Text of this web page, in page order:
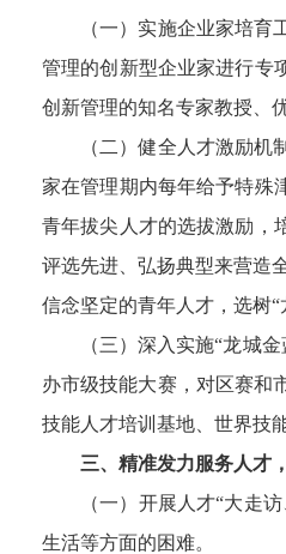
（一）实施企业家培
管理的创新型企业家进行专
创新管理的知名专家教授、
（二）健全人才激励
家在管理期内每年给予特殊
青年拔尖人才的选拔激励，
评选先进、弘扬典型来营造
信念坚定的青年人才，选树
（三）深入实施“龙城
办市级技能大赛，对区赛和
技能人才培训基地、世界技
三、精准发力服务人才
（一）开展人才“大走
生活等方面的困难。